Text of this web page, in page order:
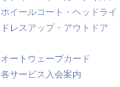
ホイールコート・ヘッドライ
ドレスアップ・アウトドア
オートウェーブカード
各サービス入会案内